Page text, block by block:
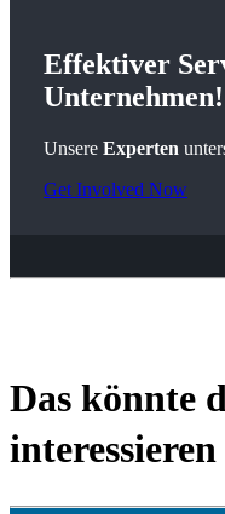
Effektiver
Unternehmen!
Unsere Experten
Get Involved Now
Das könnte
interessieren